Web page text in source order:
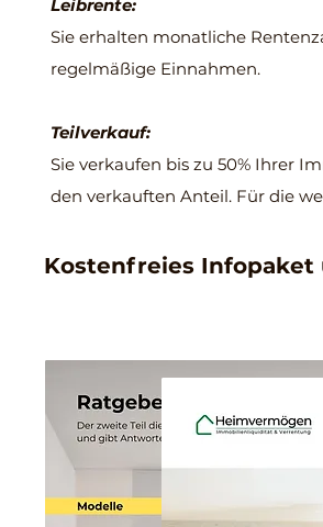
Leibrente:
Sie erhalten monatliche
regelmäßige Einnahmen.
Teilverkauf:
Sie verkaufen bis zu 50% Ihrer
den verkauften Anteil. Für die
Kostenfreies